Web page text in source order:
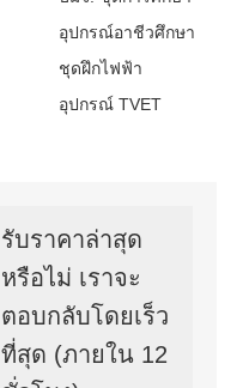
อุปกรณ์อาชีวศึกษา
ชุดฝึกไฟฟ้า
อุปกรณ์ TVET
รับราคาล่าสุด
หรือไม่ เราจะ
ตอบกลับโดยเร็ว
ที่สุด (ภายใน 12